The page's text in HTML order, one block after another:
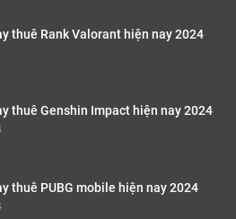
thuê Rank Valorant hiện nay 2024
thuê Genshin Impact hiện nay 2024
thuê PUBG mobile hiện nay 2024